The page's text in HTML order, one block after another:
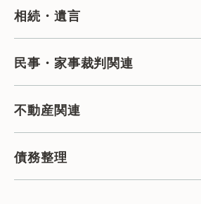
相続・遺言
民事・家事裁判関連
不動産関連
債務整理